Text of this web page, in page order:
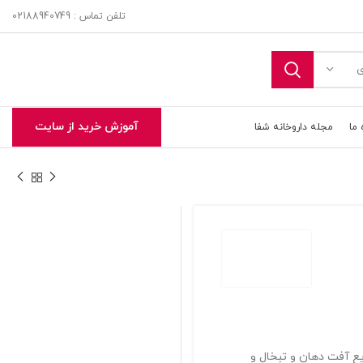
تلفن تماس : 02188940749
ما مجله داروخانه شفا آموزش خرید از سایت
آفت دهان و تبخال و